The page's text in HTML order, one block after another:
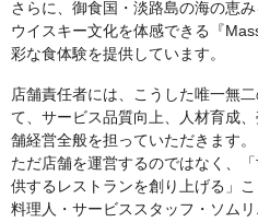
さらに、御食国・淡路島の海の恵
ウイスキー文化を体感できる『
彩な食体験を提供しています。
店舗責任者には、こうした唯一無
て、サービス品質向上、人材育成
舗経営全般を担っていただきます。
ただ店舗を運営するのではなく、
供するレストランを創り上げる」こ
料理人・サービススタッフ・ソム